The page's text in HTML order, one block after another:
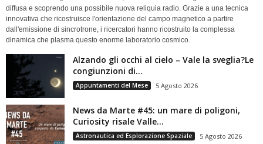
diffusa e scoprendo una possibile nuova reliquia radio. Grazie a una tecnica
innovativa che ricostruisce l'orientazione del campo magnetico a partire
dall'emissione di sincrotrone, i ricercatori hanno ricostruito la complessa
dinamica che plasma questo enorme laboratorio cosmico.
Alzando gli occhi al cielo – Vale la sveglia?Le
congiunzioni di...
Appuntamenti del Mese 5 Agosto 2026
News da Marte #45: un mare di poligoni,
Curiosity risale Valle...
Astronautica ed Esplorazione Spaziale 5 Agosto 2026